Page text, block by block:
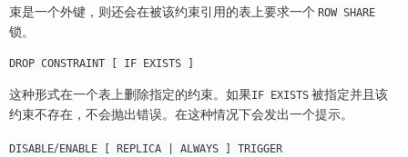
束是一个外键，则还会在被该约束引用的表上要求一个 ROW SHARE
锁。
DROP CONSTRAINT [ IF EXISTS ]
这种形式在一个表上删除指定的约束。如果IF EXISTS 被指定并且该
约束不存在，不会抛出错误。在这种情况下会发出一个提示。
DISABLE/ENABLE [ REPLICA | ALWAYS ] TRIGGER